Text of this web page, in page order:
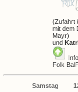
(Zufahrt
mit dem
Mayr)
und
Info
Folk
Samstag